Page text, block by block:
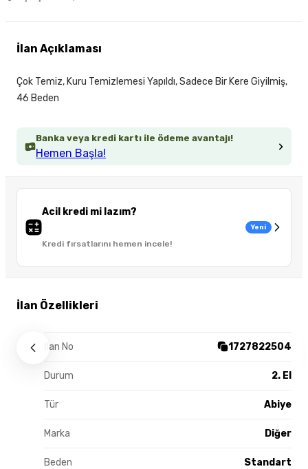
Banka veya kredi kartı ile ödeme avantajı!
Hemen Başla!
Acil kredi mi lazım?
Kredi fırsatlarını hemen incele!
Yeni
İlan Özellikleri
İlan No 1727822504
Durum 2. El
Tür Abiye
Marka Diğer
Beden Standart
İlan Açıklaması
Çok Temiz, Kuru Temizlemesi Yapıldı, Sadece Bir Kere Giyilmiş,
46 Beden